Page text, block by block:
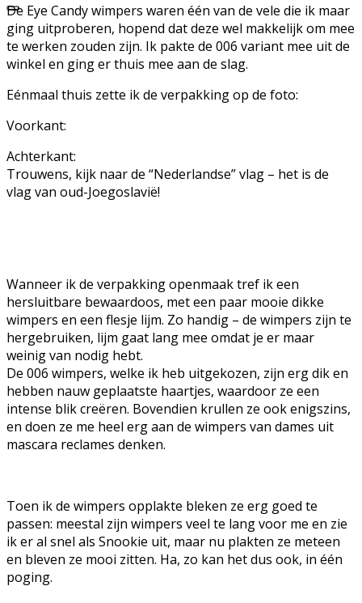
De Eye Candy wimpers waren één van de vele die ik maar
ging uitproberen, hopend dat deze wel makkelijk om mee
te werken zouden zijn. Ik pakte de 006 variant mee uit de
winkel en ging er thuis mee aan de slag.
Eénmaal thuis zette ik de verpakking op de foto:
Voorkant:
Achterkant:
Trouwens, kijk naar de “Nederlandse” vlag – het is de
vlag van oud-Joegoslavië!
Wanneer ik de verpakking openmaak tref ik een
hersluitbare bewaardoos, met een paar mooie dikke
wimpers en een flesje lijm. Zo handig – de wimpers zijn te
hergebruiken, lijm gaat lang mee omdat je er maar
weinig van nodig hebt.
De 006 wimpers, welke ik heb uitgekozen, zijn erg dik en
hebben nauw geplaatste haartjes, waardoor ze een
intense blik creëren. Bovendien krullen ze ook enigszins,
en doen ze me heel erg aan de wimpers van dames uit
mascara reclames denken.
Toen ik de wimpers opplakte bleken ze erg goed te
passen: meestal zijn wimpers veel te lang voor me en zie
ik er al snel als Snookie uit, maar nu plakten ze meteen
en bleven ze mooi zitten. Ha, zo kan het dus ook, in één
poging.